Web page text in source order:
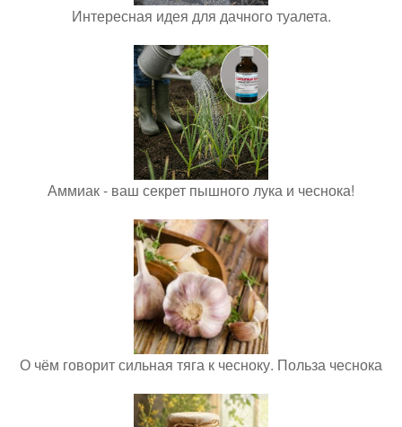
Интересная идея для дачного туалета.
Аммиак - ваш секрет пышного лука и чеснока!
О чём говорит сильная тяга к чесноку. Польза чеснока